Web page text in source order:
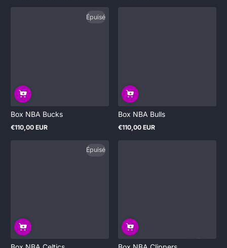
Épuisé
Box NBA Bucks
Prix
€110,00 EUR
Box NBA Bulls
Prix
€110,00 EUR
Épuisé